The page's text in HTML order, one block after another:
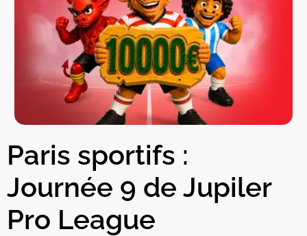
Paris sportifs :
Journée 9 de Jupiler
Pro League